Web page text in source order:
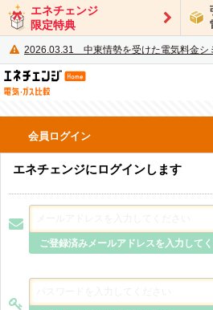
エネチェンジ
限定特典
2026.03.31
電力・ガス比較サ
会員ログイン
エネチェンジにログインします
ご登録済みメールアドレスを入力して